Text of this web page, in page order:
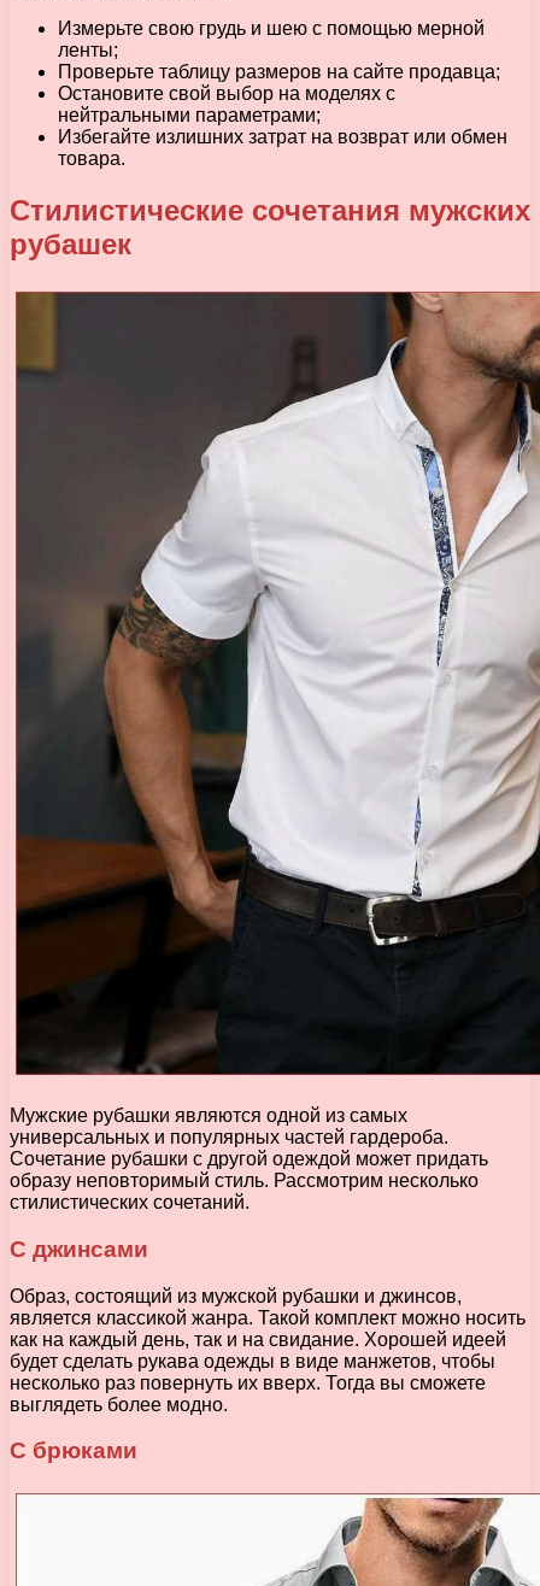
Измерьте свою грудь и шею с помощью мерной
ленты;
Проверьте таблицу размеров на сайте продавца;
Остановите свой выбор на моделях с
нейтральными параметрами;
Избегайте излишних затрат на возврат или обмен
товара.
Стилистические сочетания мужских
рубашек
Мужские рубашки являются одной из самых
универсальных и популярных частей гардероба.
Сочетание рубашки с другой одеждой может придать
образу неповторимый стиль. Рассмотрим несколько
стилистических сочетаний.
С джинсами
Образ, состоящий из мужской рубашки и джинсов,
является классикой жанра. Такой комплект можно носить
как на каждый день, так и на свидание. Хорошей идеей
будет сделать рукава одежды в виде манжетов, чтобы
несколько раз повернуть их вверх. Тогда вы сможете
выглядеть более модно.
С брюками